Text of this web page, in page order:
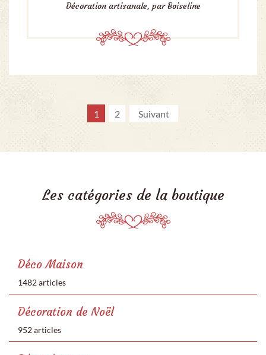
Décoration artisanale, par Boiseline
1 2 Suivant
Les catégories de la boutique
Déco Maison
1482 articles
Décoration de Noël
952 articles